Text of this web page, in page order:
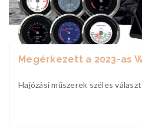
Megérkezett a 2023-as
Hajózási műszerek széles